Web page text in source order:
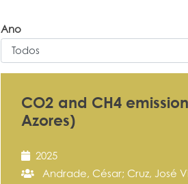
Ano
CO2 and CH4
Azores)
2025
Andrade, César; Cruz, José